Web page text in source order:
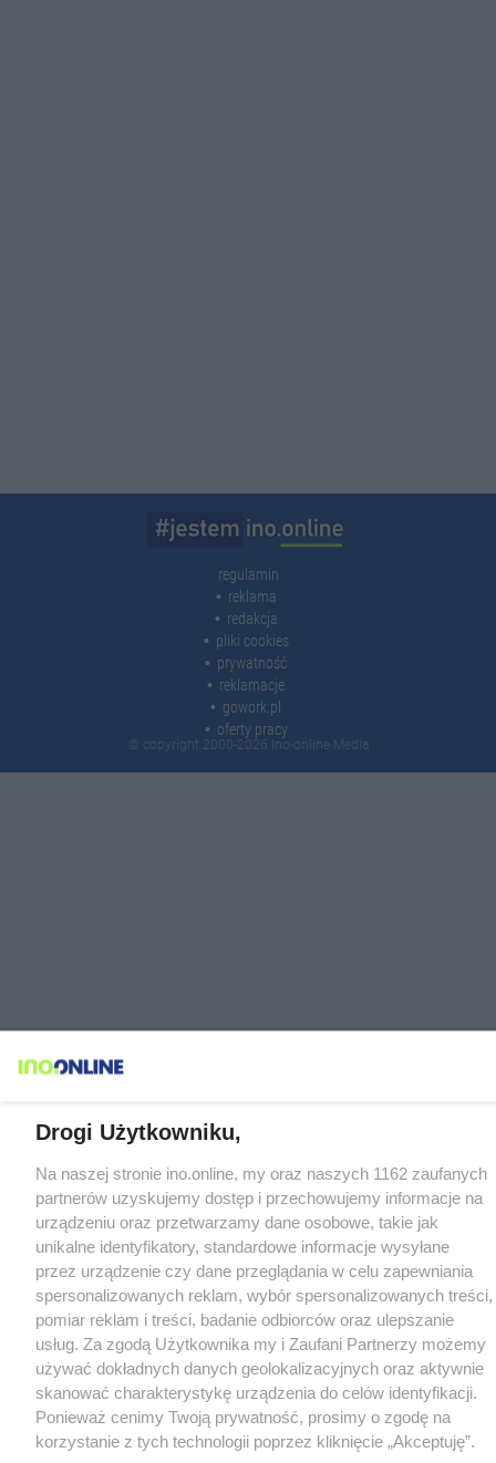
regulamin
reklama
redakcja
pliki cookies
prywatność
reklamacje
gowork.pl
oferty pracy
© copyright 2000-2026 Ino-online Media
Drogi Użytkowniku,
Na naszej stronie ino.online, my oraz naszych 1162 zaufanych
partnerów uzyskujemy dostęp i przechowujemy informacje na
urządzeniu oraz przetwarzamy dane osobowe, takie jak
unikalne identyfikatory, standardowe informacje wysyłane
przez urządzenie czy dane przeglądania w celu zapewniania
spersonalizowanych reklam, wybór spersonalizowanych treści,
pomiar reklam i treści, badanie odbiorców oraz ulepszanie
usług. Za zgodą Użytkownika my i Zaufani Partnerzy możemy
używać dokładnych danych geolokalizacyjnych oraz aktywnie
skanować charakterystykę urządzenia do celów identyfikacji.
Ponieważ cenimy Twoją prywatność, prosimy o zgodę na
korzystanie z tych technologii poprzez kliknięcie „Akceptuję”.